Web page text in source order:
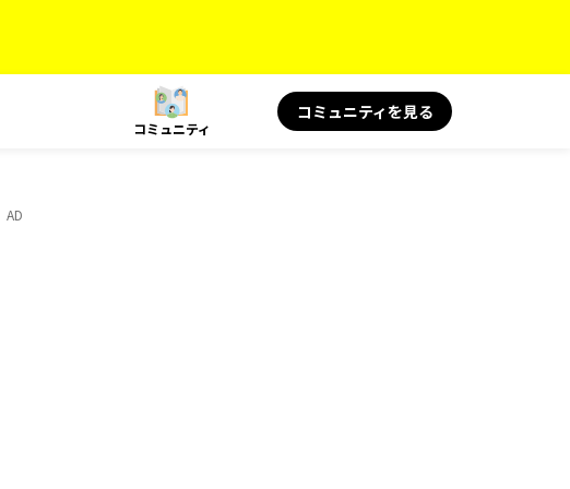
コミュニティ
コミュニティを見る
AD